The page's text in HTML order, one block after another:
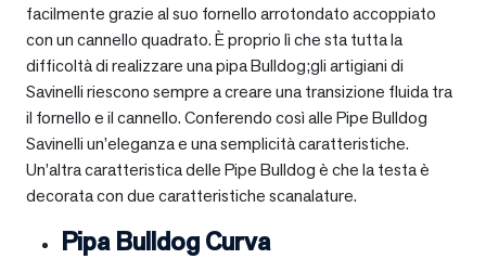
facilmente grazie al suo fornello arrotondato accoppiato
con un cannello quadrato. È proprio lì che sta tutta la
difficoltà di realizzare una pipa Bulldog;gli artigiani di
Savinelli riescono sempre a creare una transizione fluida tra
il fornello e il cannello. Conferendo così alle Pipe Bulldog
Savinelli un’eleganza e una semplicità caratteristiche.
Un’altra caratteristica delle Pipe Bulldog è che la testa è
decorata con due caratteristiche scanalature.
Pipa Bulldog Curva